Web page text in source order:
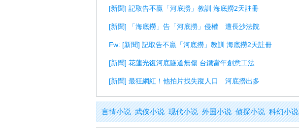
[新聞] 記取告不贏「河底撈」教訓 海底撈2天註冊
[新聞] 「海底撈」告「河底撈」侵權 遭長沙法院
Fw: [新聞] 記取告不贏「河底撈」教訓 海底撈2天註冊
[新聞] 花蓮光復河底隧道無傷 台鐵當年創意工法
[新聞] 最狂網紅！他拍片找失蹤人口 河底撈出多
言情小说 武侠小说 现代小说 外国小说 侦探小说 科幻小说